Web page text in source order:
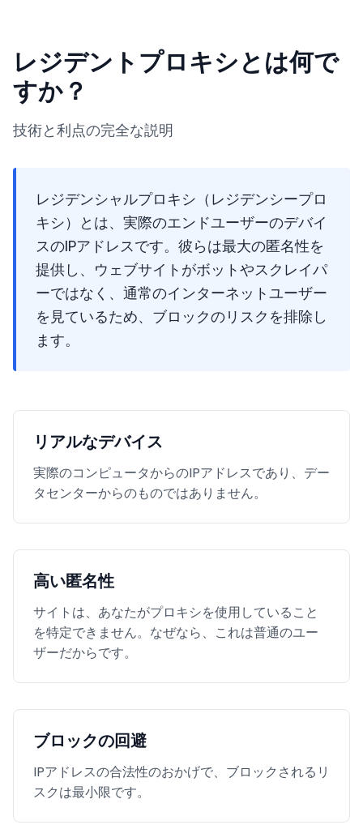
レジデントプロキシとは何で
すか？
技術と利点の完全な説明
レジデンシャルプロキシ（レジデンシープロ
キシ）とは、実際のエンドユーザーのデバイ
スのIPアドレスです。彼らは最大の匿名性を
提供し、ウェブサイトがボットやスクレイパ
ーではなく、通常のインターネットユーザー
を見ているため、ブロックのリスクを排除し
ます。
リアルなデバイス
実際のコンピュータからのIPアドレスであり、デー
タセンターからのものではありません。
高い匿名性
サイトは、あなたがプロキシを使用していること
を特定できません。なぜなら、これは普通のユー
ザーだからです。
ブロックの回避
IPアドレスの合法性のおかげで、ブロックされるリ
スクは最小限です。